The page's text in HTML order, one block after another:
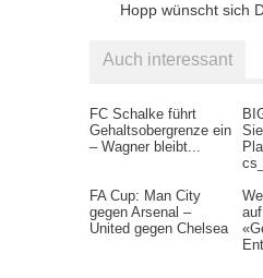
Hopp wünscht sich
Auch interessant
FC Schalke führt
Gehaltsobergrenze ein
– Wagner bleibt...
FA Cup: Man City
gegen Arsenal –
United gegen Chelsea